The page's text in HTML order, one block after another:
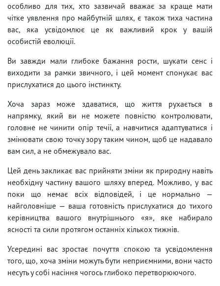
особливо для тих, хто зазвичай вважає за краще мати
чітке уявлення про майбутній шлях, є також тиха частина
вас, яка усвідомлює це як важливий крок у вашій
особистій еволюції.
Ви завжди мали глибоке бажання рости, шукати сенс і
виходити за рамки звичного, і цей момент спонукає вас
прислухатися до цього інстинкту.
Хоча зараз може здаватися, що життя рухається в
напрямку, який ви не можете повністю контролювати,
головне не чинити опір течії, а навчитися адаптуватися і
змінювати свою точку зору таким чином, щоб це надавало
вам сил, а не обмежувало вас.
Цей день закликає вас прийняти зміни як природну навіть
необхідну частину вашого шляху вперед. Можливо, у вас
поки що немає всіх відповідей, і це нормально —
найголовніше — ваша готовність прислухатися до тихого
керівництва вашого внутрішнього «я», яке набирало
ясності та сили протягом останніх кількох тижнів.
Усередині вас зростає почуття спокою та усвідомлення
того, що, хоча зміни можуть бути неприємними, вони часто
несуть у собі насіння чогось глибоко перетворюючого.